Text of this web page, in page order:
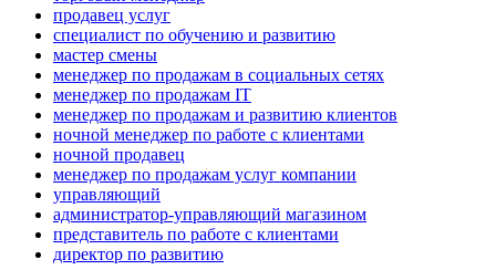
продавец услуг
специалист по обучению и развитию
мастер смены
менеджер по продажам в социальных сетях
менеджер по продажам IT
менеджер по продажам и развитию клиентов
ночной менеджер по работе с клиентами
ночной продавец
менеджер по продажам услуг компании
управляющий
администратор-управляющий магазином
представитель по работе с клиентами
директор по развитию